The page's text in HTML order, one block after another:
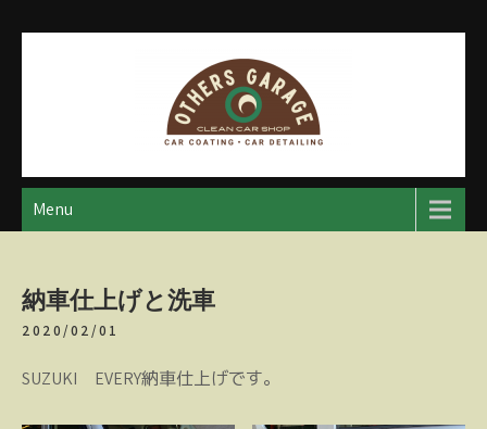
アザースガレージ
【神奈川・厚木・愛川】カーメンテナンス
Menu
納車仕上げと洗車
2020/02/01
SUZUKI EVERY納車仕上げです。